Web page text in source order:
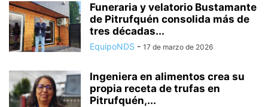
Funeraria y velatorio Bustamante
de Pitrufquén consolida más de
tres décadas...
EquipoNDS - 17 de marzo de 2026
Ingeniera en alimentos crea su
propia receta de trufas en
Pitrufquén,...